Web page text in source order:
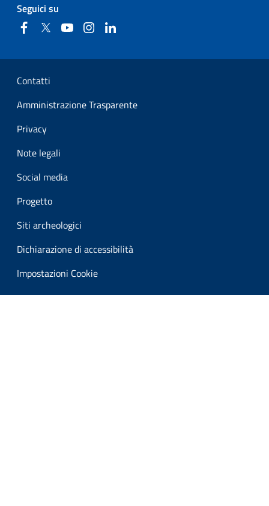
Seguici su
FacebookTwitter YouTubeInstagram
Sezione Link Utili
Contatti
Amministrazione Trasparente
Privacy
Note legali
Social media
Progetto
Siti archeologici
Dichiarazione di accessibilità
Impostazioni Cookie